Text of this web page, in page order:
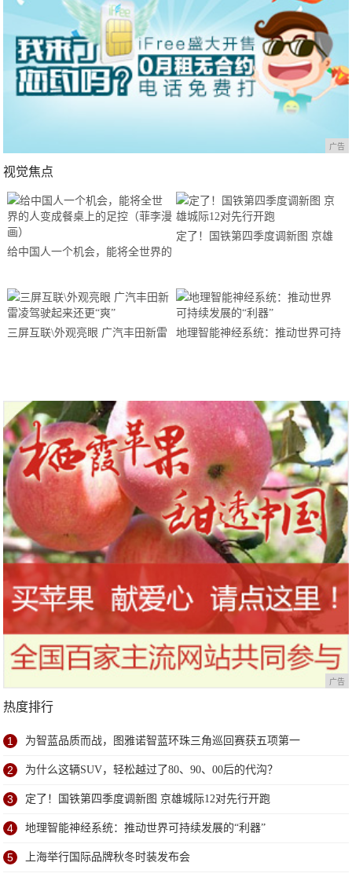
广告
视觉焦点
给中国人一个机会，能将全世界的
定了！国铁第四季度调新图 京雄
三屏互联\外观亮眼 广汽丰田新雷
地理智能神经系统：推动世界可持
广告
热度排行
1 为智蓝品质而战，图雅诺智蓝环珠三角巡回赛获五项第一
2 为什么这辆SUV，轻松越过了80、90、00后的代沟？
3 定了！国铁第四季度调新图 京雄城际12对先行开跑
4 地理智能神经系统：推动世界可持续发展的“利器”
5 上海举行国际品牌秋冬时装发布会